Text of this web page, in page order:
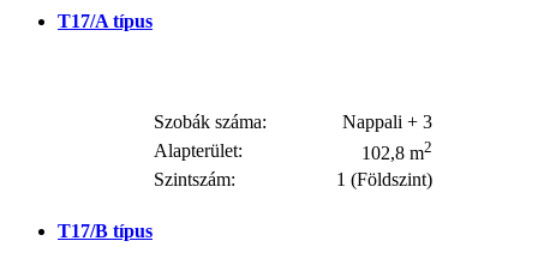
T17/A típus
Szobák száma:
Nappali + 3
Alapterület:
102,8 m2
Szintszám: 1 (Földszint)
T17/B típus